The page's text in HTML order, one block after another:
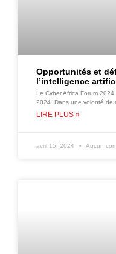
Opportunités et
l’intelligence
Le Cyber Africa Forum
2024. Dans une volonté de
LIRE PLUS »
avril 15, 2024 Aucun